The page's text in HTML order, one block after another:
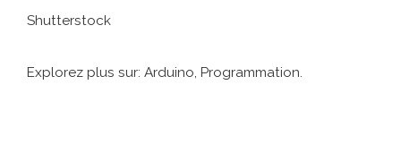
Shutterstock
Explorez plus sur: Arduino, Programmation.